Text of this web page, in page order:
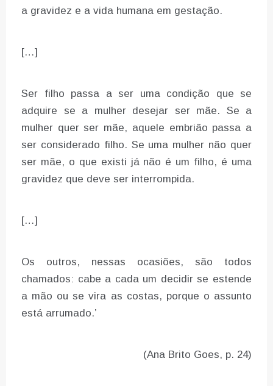
a gravidez e a vida humana em gestação.
[…]
Ser filho passa a ser uma condição que se
adquire se a mulher desejar ser mãe. Se a
mulher quer ser mãe, aquele embrião passa a
ser considerado filho. Se uma mulher não quer
ser mãe, o que existi já não é um filho, é uma
gravidez que deve ser interrompida.
[…]
Os outros, nessas ocasiões, são todos
chamados: cabe a cada um decidir se estende
a mão ou se vira as costas, porque o assunto
está arrumado.’
(Ana Brito Goes, p. 24)